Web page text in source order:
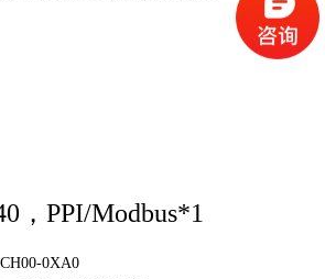
，PPI/Modbus*1
0XA0